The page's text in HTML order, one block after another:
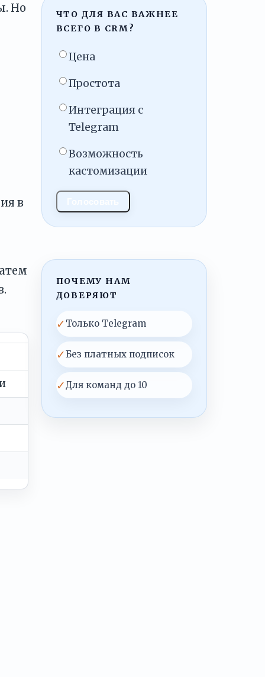
Но
в
ЧТО ДЛЯ ВАС ВАЖНЕЕ
ВСЕГО В CRM?
Цена
Простота
Интеграция с
Telegram
Возможность
кастомизации
ПОЧЕМУ НАМ
ДОВЕРЯЮТ
✓ Только Telegram
✓Без платных подписок
✓Для команд до 10